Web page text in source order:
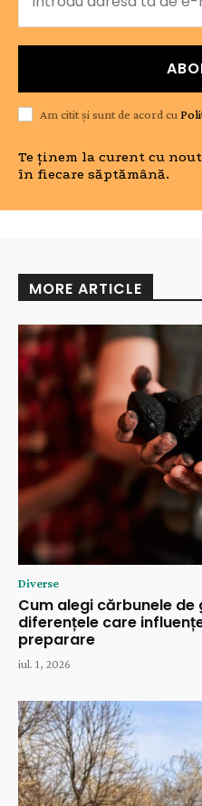
Am citit și sunt de acord cu
Te ținem la curent cu
în fiecare săptămână.
MORE ARTICLE
Diverse
Cum alegi cărbunele
diferențele care
preparare
iul. 1, 2026